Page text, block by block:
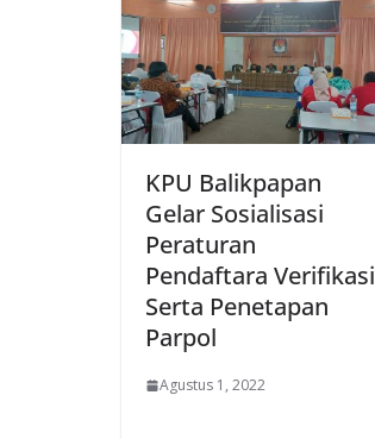
KPU Balikpapan
Gelar Sosialisasi
Peraturan
Pendaftara Verifikasi
Serta Penetapan
Parpol
Agustus 1, 2022